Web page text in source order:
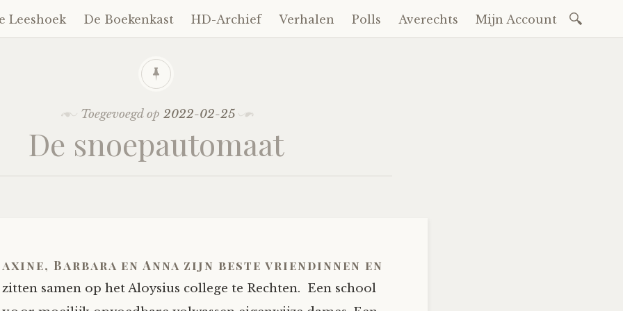
Leeshoek De Boekenkast HD-Archief Verhalen Polls Averechts Mijn Account
Toegevoegd op2022-02-25
De snoepautomaat
axine, Barbara en Anna zijn beste vriendinnen en
zitten samen op het Aloysius college te Rechten. Een school